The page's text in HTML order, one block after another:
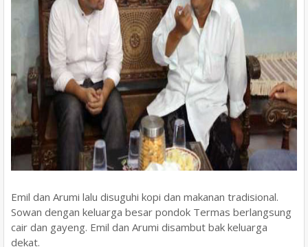
Emil dan Arumi lalu disuguhi kopi dan makanan tradisional.
Sowan dengan keluarga besar pondok Termas berlangsung
cair dan gayeng. Emil dan Arumi disambut bak keluarga
dekat.